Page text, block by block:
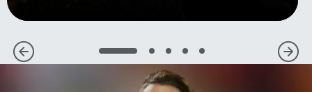
1 2 3 4 5